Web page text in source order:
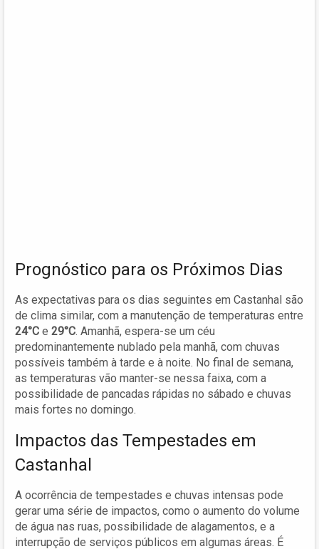
Prognóstico para os Próximos Dias
As expectativas para os dias seguintes em Castanhal são
de clima similar, com a manutenção de temperaturas entre
24°C e 29°C. Amanhã, espera-se um céu
predominantemente nublado pela manhã, com chuvas
possíveis também à tarde e à noite. No final de semana,
as temperaturas vão manter-se nessa faixa, com a
possibilidade de pancadas rápidas no sábado e chuvas
mais fortes no domingo.
Impactos das Tempestades em
Castanhal
A ocorrência de tempestades e chuvas intensas pode
gerar uma série de impactos, como o aumento do volume
de água nas ruas, possibilidade de alagamentos, e a
interrupção de serviços públicos em algumas áreas. É